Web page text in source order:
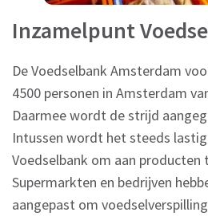
Inzamelpunt
De Voedselbank Amsterdam
4500 personen in Amsterdam
Daarmee wordt de strijd
Intussen wordt het steeds
Voedselbank om aan producten
Supermarkten en bedrijven
aangepast om